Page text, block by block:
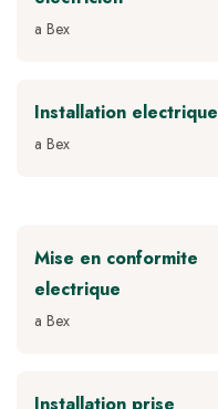
a Bex
Installation electrique
a Bex
Mise en conformite
electrique
a Bex